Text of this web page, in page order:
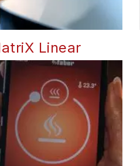
Linear